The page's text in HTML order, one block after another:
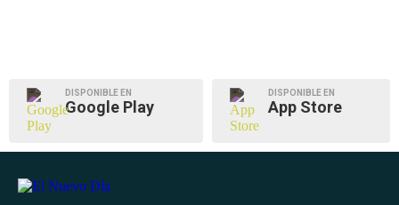
DISPONIBLE EN
Google Play
DISPONIBLE EN
App Store